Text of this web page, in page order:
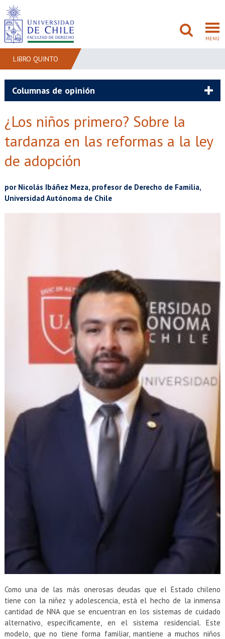
MENÚ
FACULTAD
POSTGRADO
BIBLIOTECAS
Egresados
LIBRO QUINTO
Columnas de opinión
¿Los niños primero? Sobre la
tardanza en las reformas a la ley
de adopción
por Nicolás Ibáñez Meza, profesor de Derecho de Familia,
Universidad Autónoma de Chile
Como una de las más onerosas deudas que el Estado chileno
tiene con la niñez y adolescencia, está el hecho de la inmensa
cantidad de NNA que se encuentran en los sistemas de cuidado
alternativo, específicamente, en el sistema residencial. Este
modelo, que no tiene forma familiar, mantiene a muchos niños